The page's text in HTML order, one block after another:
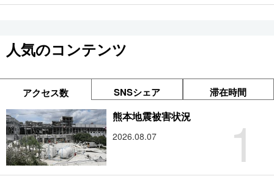
人気のコンテンツ
アクセス数 SNSシェア 滞在時間
1
熊本地震被害状況
2026.08.07